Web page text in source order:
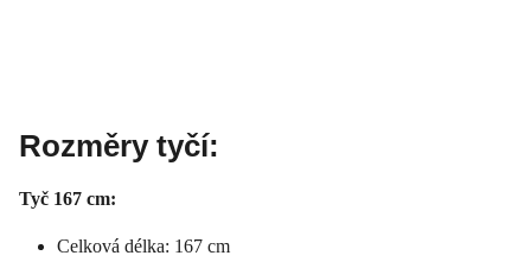
Rozměry tyčí:
Tyč 167 cm:
Celková délka: 167 cm